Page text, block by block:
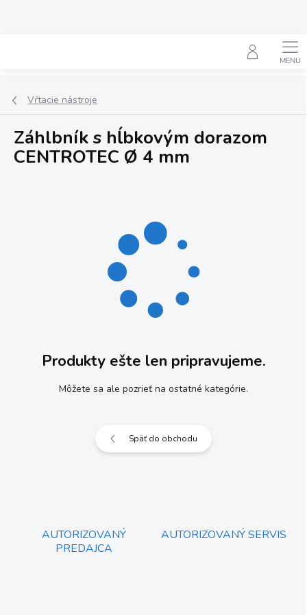
Hľadať
Vŕtacie nástroje
Záhlbník s hĺbkovým dorazom
CENTROTEC Ø 4 mm
Produkty ešte len pripravujeme.
Môžete sa ale pozrieť na ostatné kategórie.
Späť do obchodu
AUTORIZOVANÝ
PREDAJCA
AUTORIZOVANÝ SERVIS